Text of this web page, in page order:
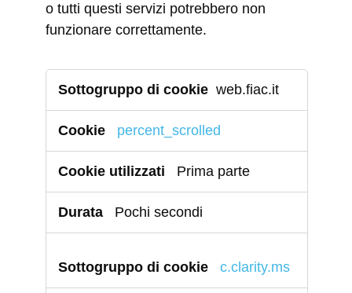
o tutti questi servizi potrebbero non
funzionare correttamente.
funzionali
web.fiac.it
percent_scrolled
Prima parte
Pochi secondi
c.clarity.ms